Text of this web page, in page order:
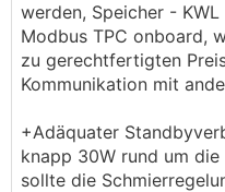
werden, Speicher -
Modbus TPC onboard,
zu gerechtfertigten
Kommunikation mit
+Adäquater
knapp 30W rund um
sollte die